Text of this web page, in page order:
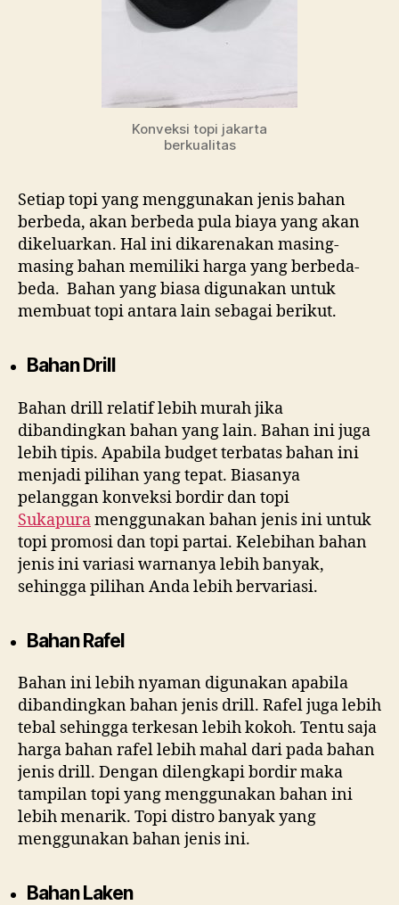
Konveksi topi jakarta
berkualitas
Setiap topi yang menggunakan jenis bahan
berbeda, akan berbeda pula biaya yang akan
dikeluarkan. Hal ini dikarenakan masing-
masing bahan memiliki harga yang berbeda-
beda. Bahan yang biasa digunakan untuk
membuat topi antara lain sebagai berikut.
Bahan Drill
Bahan drill relatif lebih murah jika
dibandingkan bahan yang lain. Bahan ini juga
lebih tipis. Apabila budget terbatas bahan ini
menjadi pilihan yang tepat. Biasanya
pelanggan konveksi bordir dan topi
Sukapuramenggunakan bahan jenis ini untuk
topi promosi dan topi partai. Kelebihan bahan
jenis ini variasi warnanya lebih banyak,
sehingga pilihan Anda lebih bervariasi.
Bahan Rafel
Bahan ini lebih nyaman digunakan apabila
dibandingkan bahan jenis drill. Rafel juga lebih
tebal sehingga terkesan lebih kokoh. Tentu saja
harga bahan rafel lebih mahal dari pada bahan
jenis drill. Dengan dilengkapi bordir maka
tampilan topi yang menggunakan bahan ini
lebih menarik. Topi distro banyak yang
menggunakan bahan jenis ini.
Bahan Laken